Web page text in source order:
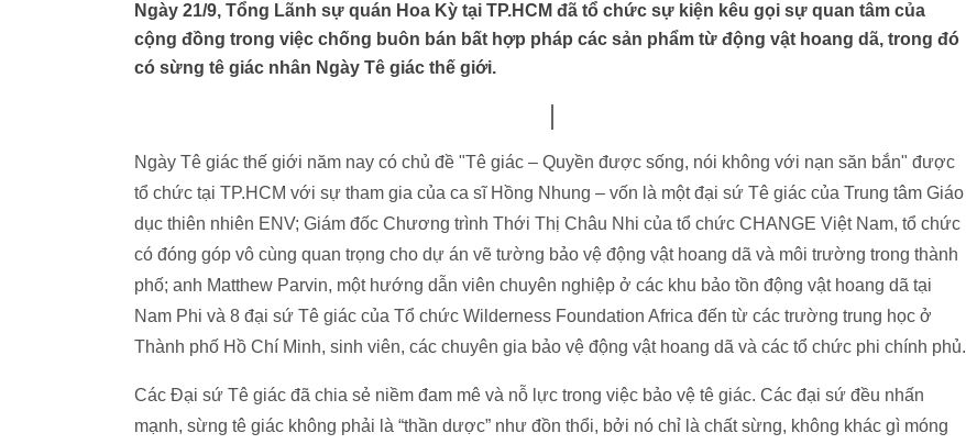
Ngày 21/9, Tổng Lãnh sự quán Hoa Kỳ tại TP.HCM đã tổ chức sự kiện kêu gọi sự quan tâm của
cộng đồng trong việc chống buôn bán bất hợp pháp các sản phẩm từ động vật hoang dã, trong đó
có sừng tê giác nhân Ngày Tê giác thế giới.
Ngày Tê giác thế giới năm nay có chủ đề "Tê giác – Quyền được sống, nói không với nạn săn bắn" được
tổ chức tại TP.HCM với sự tham gia của ca sĩ Hồng Nhung – vốn là một đại sứ Tê giác của Trung tâm Giáo
dục thiên nhiên ENV; Giám đốc Chương trình Thới Thị Châu Nhi của tổ chức CHANGE Việt Nam, tổ chức
có đóng góp vô cùng quan trọng cho dự án vẽ tường bảo vệ động vật hoang dã và môi trường trong thành
phố; anh Matthew Parvin, một hướng dẫn viên chuyên nghiệp ở các khu bảo tồn động vật hoang dã tại
Nam Phi và 8 đại sứ Tê giác của Tổ chức Wilderness Foundation Africa đến từ các trường trung học ở
Thành phố Hồ Chí Minh, sinh viên, các chuyên gia bảo vệ động vật hoang dã và các tổ chức phi chính phủ.
Các Đại sứ Tê giác đã chia sẻ niềm đam mê và nỗ lực trong việc bảo vệ tê giác. Các đại sứ đều nhấn
mạnh, sừng tê giác không phải là “thần dược” như đồn thổi, bởi nó chỉ là chất sừng, không khác gì móng